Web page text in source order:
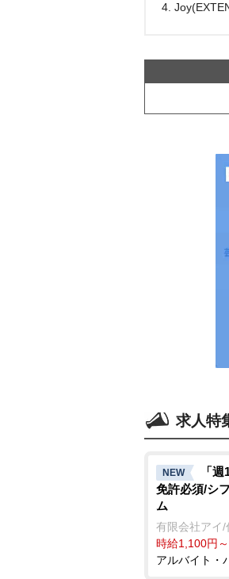
4.
求人特
NEW
「
免許必須/シ
ム
有限会社アイ/
時給1,100円
アルバイト・